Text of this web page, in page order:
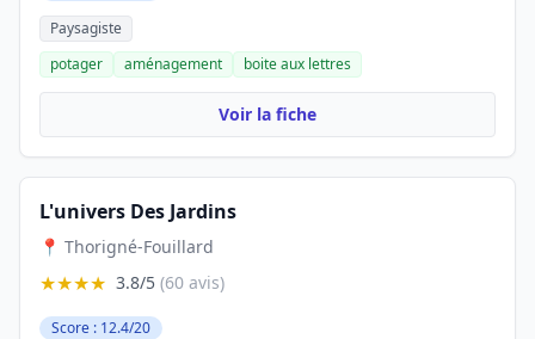
Paysagiste
potager
aménagement boite aux lettres
Voir la fiche
L'univers Des Jardins
📍 Thorigné-Fouillard
★★★★ 3.8/5 (60 avis)
Score : 12.4/20